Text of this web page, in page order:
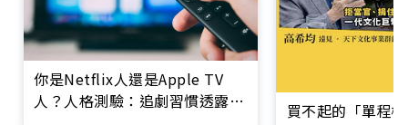
你是Netflix人還是Apple TV
人？人格測驗：追劇習慣透露你
買不起的「單程